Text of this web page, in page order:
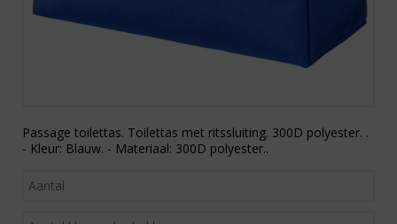
Passage toilettas. Toilettas met ritssluiting. 300D polyester. .
- Kleur: Blauw. - Materiaal: 300D polyester..